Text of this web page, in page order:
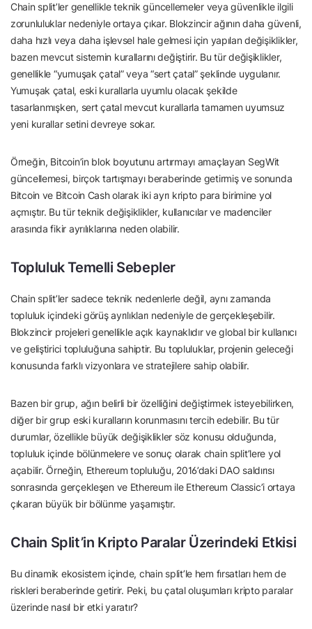
Chain split’ler genellikle teknik güncellemeler veya güvenlikle ilgili
zorunluluklar nedeniyle ortaya çıkar. Blokzincir ağının daha güvenli,
daha hızlı veya daha işlevsel hale gelmesi için yapılan değişiklikler,
bazen mevcut sistemin kurallarını değiştirir. Bu tür değişiklikler,
genellikle “yumuşak çatal” veya “sert çatal” şeklinde uygulanır.
Yumuşak çatal, eski kurallarla uyumlu olacak şekilde
tasarlanmışken, sert çatal mevcut kurallarla tamamen uyumsuz
yeni kurallar setini devreye sokar.
Örneğin, Bitcoin’in blok boyutunu artırmayı amaçlayan SegWit
güncellemesi, birçok tartışmayı beraberinde getirmiş ve sonunda
Bitcoin ve Bitcoin Cash olarak iki ayrı kripto para birimine yol
açmıştır. Bu tür teknik değişiklikler, kullanıcılar ve madenciler
arasında fikir ayrılıklarına neden olabilir.
Topluluk Temelli Sebepler
Chain split’ler sadece teknik nedenlerle değil, aynı zamanda
topluluk içindeki görüş ayrılıkları nedeniyle de gerçekleşebilir.
Blokzincir projeleri genellikle açık kaynaklıdır ve global bir kullanıcı
ve geliştirici topluluğuna sahiptir. Bu topluluklar, projenin geleceği
konusunda farklı vizyonlara ve stratejilere sahip olabilir.
Bazen bir grup, ağın belirli bir özelliğini değiştirmek isteyebilirken,
diğer bir grup eski kuralların korunmasını tercih edebilir. Bu tür
durumlar, özellikle büyük değişiklikler söz konusu olduğunda,
topluluk içinde bölünmelere ve sonuç olarak chain split’lere yol
açabilir. Örneğin, Ethereum topluluğu, 2016’daki DAO saldırısı
sonrasında gerçekleşen ve Ethereum ile Ethereum Classic’i ortaya
çıkaran büyük bir bölünme yaşamıştır.
Chain Split’in Kripto Paralar Üzerindeki Etkisi
Bu dinamik ekosistem içinde, chain split’le hem fırsatları hem de
riskleri beraberinde getirir. Peki, bu çatal oluşumları kripto paralar
üzerinde nasıl bir etki yaratır?